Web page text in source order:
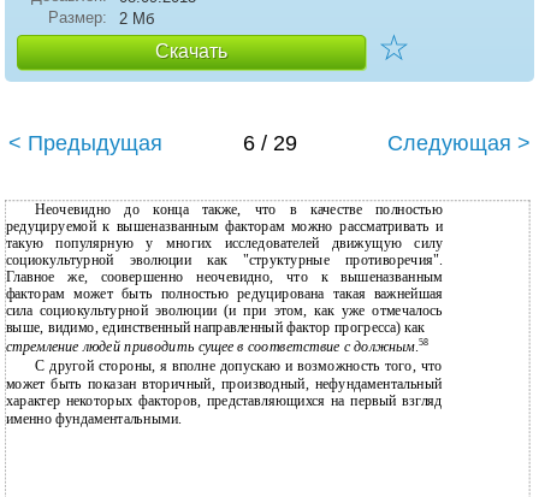
Размер:
2 Мб
Скачать ☆
< Предыдущая 6 / 29 Следующая >
Неочевидно до конца также, что в качестве полностью
редуцируемой к вышеназванным факторам можно рассматривать и
такую популярную у многих исследователей движущую силу
социокультурной эволюции как "структурные противоречия".
Главное же, соовершенно неочевидно, что к вышеназванным
факторам может быть полностью редуцирована такая важнейшая
сила социокультурной эволюции (и при этом, как уже отмечалось
выше, видимо, единственный направленный фактор прогресса) как
стремление людей приводить сущее в соответствие с должным.58
С другой стороны, я вполне допускаю и возможность того, что
может быть показан вторичный, производный, нефундаментальный
характер некоторых факторов, представляющихся на первый взгляд
именно фундаментальными.